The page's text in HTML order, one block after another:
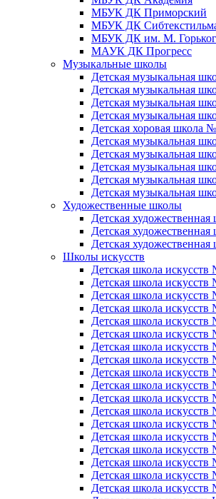
МБУК ДК Приморский
МБУК ДК
МБУК ДК им. М.
МАУК ДК Прогресс
Музыкальные школы
Детская музыкальная
Детская музыкальная
Детская музыкальная
Детская музыкальная
Детская хоровая школа
Детская музыкальная
Детская музыкальная
Детская музыкальная
Детская музыкальная
Детская музыкальная
Художественные школы
Детская
Детская
Детская
Школы искусств
Детская школа
Детская школа
Детская школа
Детская школа
Детская школа
Детская школа
Детская школа
Детская школа
Детская школа
Детская школа
Детская школа
Детская школа
Детская школа
Детская школа
Детская школа
Детская школа
Детская школа
Детская школа